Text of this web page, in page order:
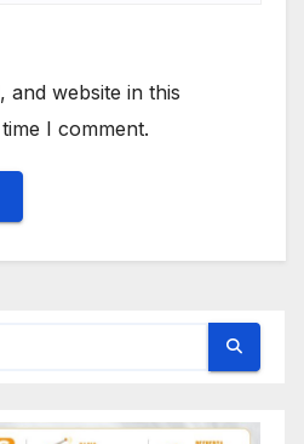
and website in this
I comment.